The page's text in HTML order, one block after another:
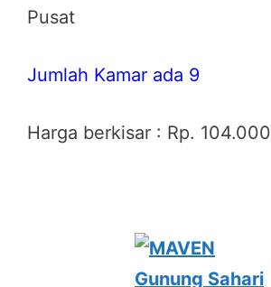
Pusat
Jumlah Kamar ada 9
Harga berkisar : Rp. 104.000